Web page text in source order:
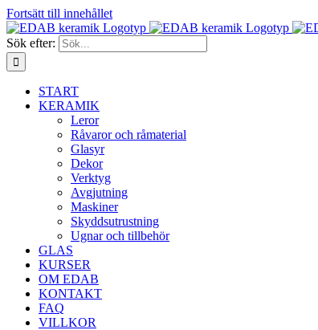
Fortsätt till innehållet
Sök efter:
START
KERAMIK
Leror
Råvaror och råmaterial
Glasyr
Dekor
Verktyg
Avgjutning
Maskiner
Skyddsutrustning
Ugnar och tillbehör
GLAS
KURSER
OM EDAB
KONTAKT
FAQ
VILLKOR